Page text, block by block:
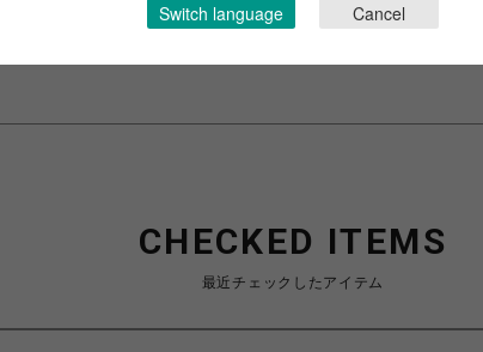
特定商取引法など法令に基づく表記は
こちら
CHECKED ITEMS
最近チェックしたアイテム
Switch language Cancel